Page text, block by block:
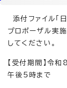
添付ファイル「
プロポーザル実
してください。
【受付期間】令
午後5時まで